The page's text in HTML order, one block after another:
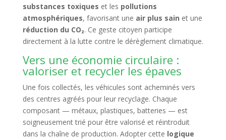
substances toxiques et les pollutions
atmosphériques, favorisant une air plus sain et une
réduction du CO₂. Ce geste citoyen participe
directement à la lutte contre le dérèglement climatique.
Vers une économie circulaire :
valoriser et recycler les épaves
Une fois collectés, les véhicules sont acheminés vers
des centres agréés pour leur recyclage. Chaque
composant — métaux, plastiques, batteries — est
soigneusement trié pour être valorisé et réintroduit
dans la chaîne de production. Adopter cette logique